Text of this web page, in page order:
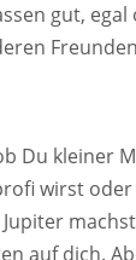
gut,
Du kleiner
wirst oder
auf dich.